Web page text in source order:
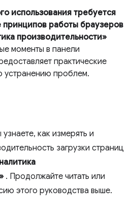
использования требуется
принципов работы браузеров
производительности»
моменты в панели
практические
устранению проблем.
как измерять и
загрузки страниц
. Продолжайте читать или
этого руководства выше.